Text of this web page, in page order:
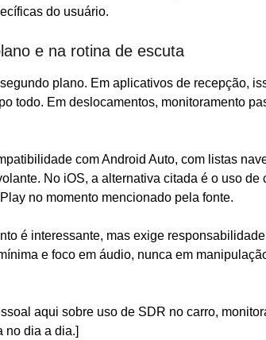
do usuário.
e na rotina de escuta
plano. Em aplicativos de recepção,
todo. Em deslocamentos, monitoramento
com Android Auto, com listas
No iOS, a alternativa citada é o uso
no momento mencionado pela fonte.
é interessante, mas exige
e foco em áudio, nunca em
aqui sobre uso de SDR no carro,
no dia a dia.]